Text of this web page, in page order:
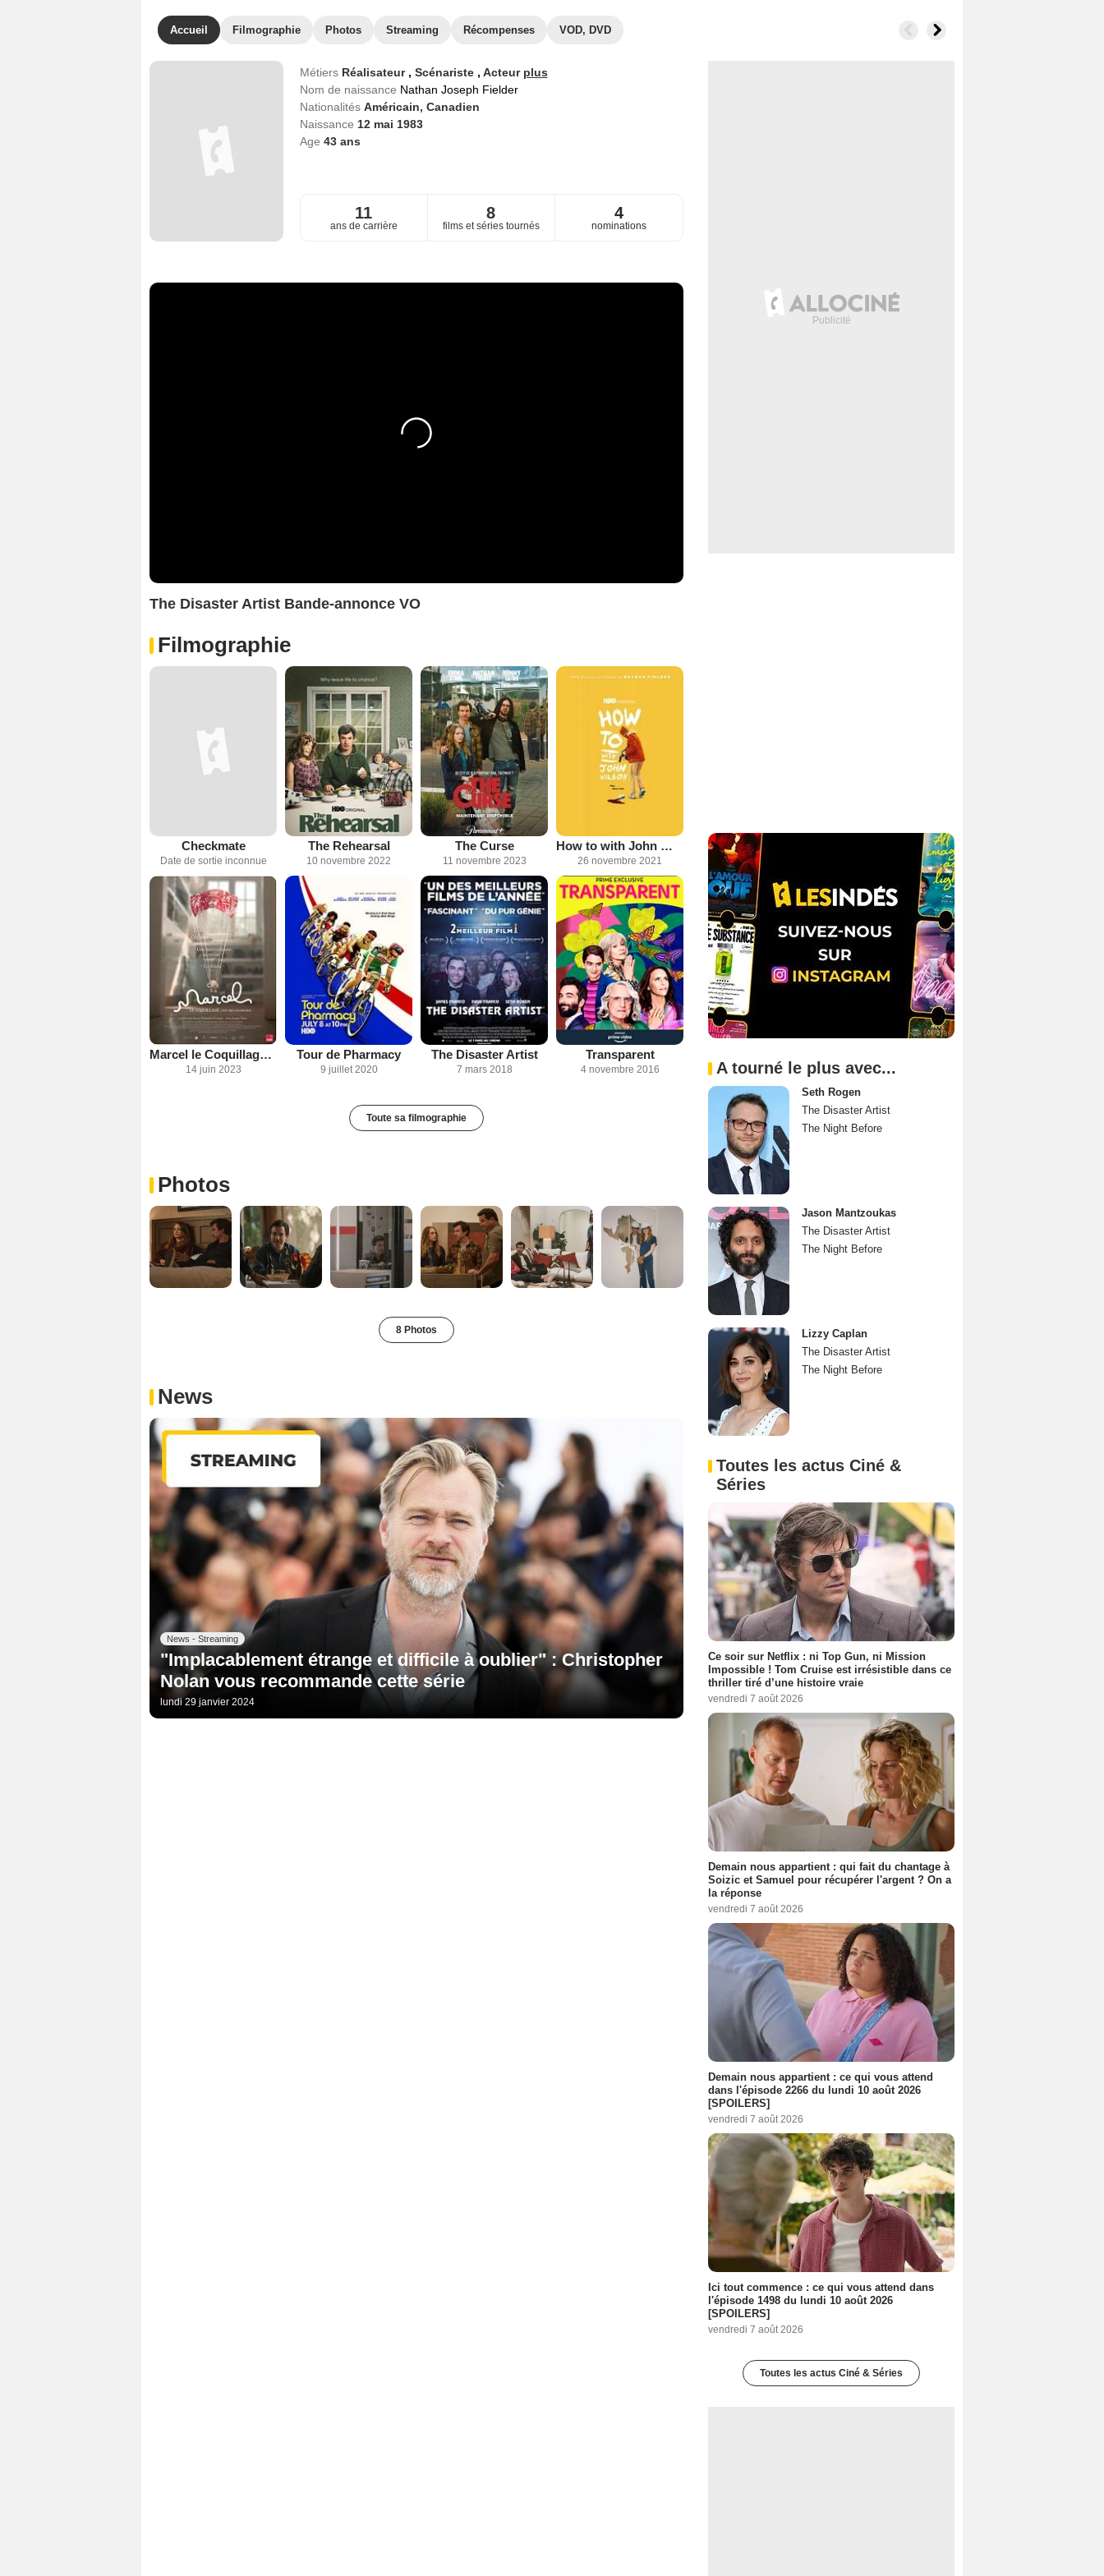
Accueil Filmographie Photos Streaming Récompenses VOD, DVD
Métiers Réalisateur , Scénariste , Acteur plus
Nom de naissance Nathan Joseph Fielder
Nationalités Américain, Canadien
Naissance 12 mai 1983
Age 43ans
11
ans de carrière
8
films et séries tournés
4
nominations
The Disaster Artist Bande-annonce VO
Filmographie
Checkmate
Date de sortie inconnue
The Rehearsal
10 novembre 2022
The Curse
11 novembre 2023
How to with John Wilson
26 novembre 2021
Marcel le Coquillage (avec ses chaussures)
14 juin 2023
Tour de Pharmacy
9 juillet 2020
The Disaster Artist
7 mars 2018
Transparent
4 novembre 2016
Toute sa filmographie
Photos
8 Photos
News
News - Streaming
"Implacablement étrange et difficile à oublier" : Christopher
Nolan vous recommande cette série
lundi 29 janvier 2024
A tourné le plus avec...
Seth Rogen
The Disaster Artist
The Night Before
Jason Mantzoukas
The Disaster Artist
The Night Before
Lizzy Caplan
The Disaster Artist
The Night Before
Toutes les actus Ciné &
Séries
Ce soir sur Netflix : ni Top Gun, ni Mission
Impossible ! Tom Cruise est irrésistible dans ce
thriller tiré d’une histoire vraie
vendredi 7 août 2026
Demain nous appartient : qui fait du chantage à
Soizic et Samuel pour récupérer l'argent ? On a
la réponse
vendredi 7 août 2026
Demain nous appartient : ce qui vous attend
dans l'épisode 2266 du lundi 10 août 2026
[SPOILERS]
vendredi 7 août 2026
Ici tout commence : ce qui vous attend dans
l'épisode 1498 du lundi 10 août 2026
[SPOILERS]
vendredi 7 août 2026
Toutes les actus Ciné & Séries